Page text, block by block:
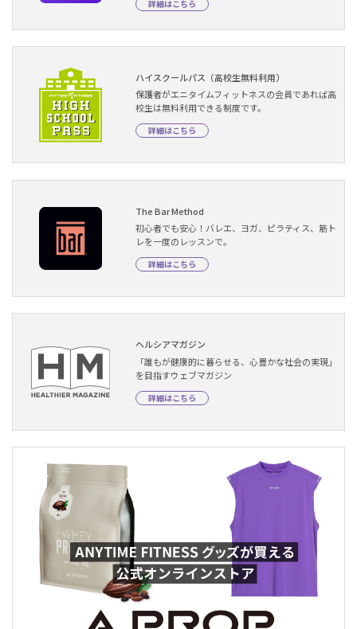
詳細はこちら
ハイスクールパス（高校生無料利用）
保護者がエニタイムフィットネスの会員であれば高
校生は無料利用できる制度です。
詳細はこちら
The Bar Method
初心者でも安心！バレエ、ヨガ、ピラティス、筋ト
レを一度のレッスンで。
詳細はこちら
ヘルシアマガジン
「誰もが健康的に暮らせる、心豊かな社会の実現」
を目指すウェブマガジン
詳細はこちら